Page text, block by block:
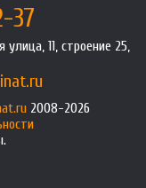
37
11, строение 25,
2008-2026